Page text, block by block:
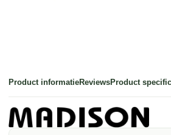
Product informatieReviewsProduct